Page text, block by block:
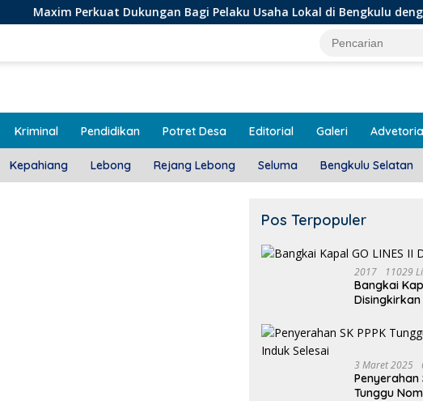
Dukungan Bagi Pelaku Usaha Lokal di Bengkulu dengan
Kriminal Pendidikan Potret Desa Editorial Galeri
Kepahiang Lebong Rejang Lebong Seluma Bengkulu Selatan
Pos Terpopuler
2017
11029
Bangkai
Disingkirkan
3 Maret 2025
Penyerahan
Tunggu